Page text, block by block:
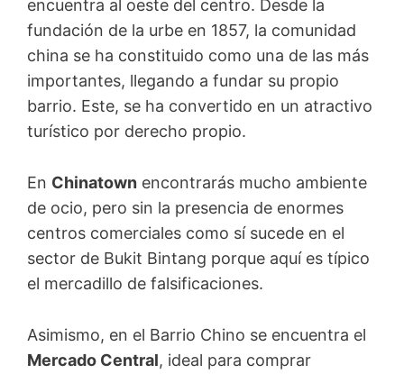
encuentra al oeste del centro. Desde la
fundación de la urbe en 1857, la comunidad
china se ha constituido como una de las más
importantes, llegando a fundar su propio
barrio. Este, se ha convertido en un atractivo
turístico por derecho propio.
En Chinatown encontrarás mucho ambiente
de ocio, pero sin la presencia de enormes
centros comerciales como sí sucede en el
sector de Bukit Bintang porque aquí es típico
el mercadillo de falsificaciones.
Asimismo, en el Barrio Chino se encuentra el
Mercado Central, ideal para comprar